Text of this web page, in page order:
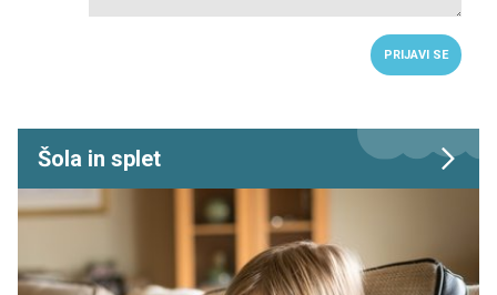
PRIJAVI SE
Šola in splet